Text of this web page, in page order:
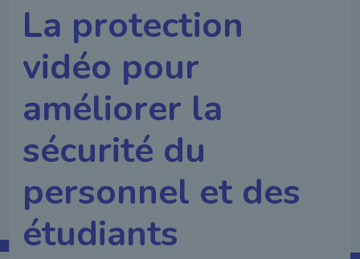
La protection
vidéo pour
améliorer la
sécurité du
personnel et des
étudiants